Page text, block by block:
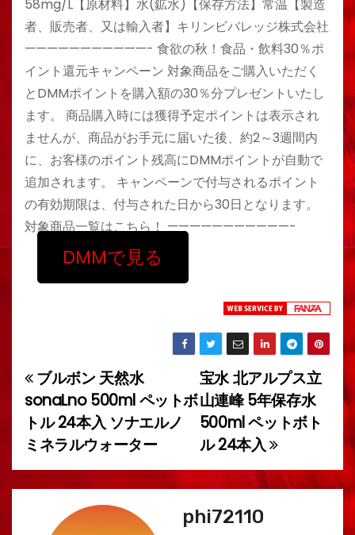
58mg/L【原材料】水(鉱水)【保存方法】常温【製造
者、販売者、又は輸入者】キリンビバレッジ株式会社
———————————- 食欲の秋！食品・飲料30％ポ
イント還元キャンペーン 対象商品をご購入いただく
とDMMポイントを購入額の30％分プレゼントいたし
ます。 商品購入時には獲得予定ポイントは表示され
ませんが、商品がお手元に届いた後、約2～3週間内
に、お客様のポイント残高にDMMポイントが自動で
追加されます。 キャンペーンで付与されるポイント
の有効期限は、付与された日から30日となります。
対象商品一覧はこちら！ ———————————-
DMMで見る
投
稿
ナ
ビ
宝水 北アルプス立
山連峰 5年保存水
500ml ペットボト
ル 24本入
ブルボン 天然水
sonaLno 500ml ペットボ
トル 24本入 ソナエルノ
ミネラルウォーター
phi72110